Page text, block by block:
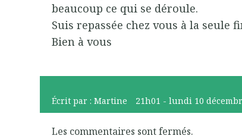
beaucoup ce qui se déroule.
Suis repassée chez vous à la seule
Bien à vous
Écrit par :Martine 21h01 -lundi 10
Les commentaires sont fermés.